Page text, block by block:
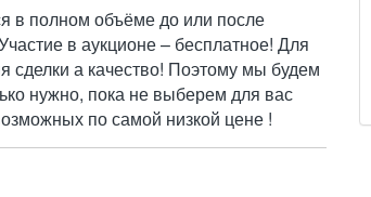
в полном объёме до или после
в аукционе – бесплатное! Для
сделки а качество! Поэтому мы будем
нужно, пока не выберем для вас
по самой низкой цене !